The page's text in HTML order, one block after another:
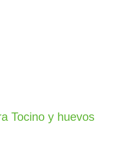
Tocino y huevos